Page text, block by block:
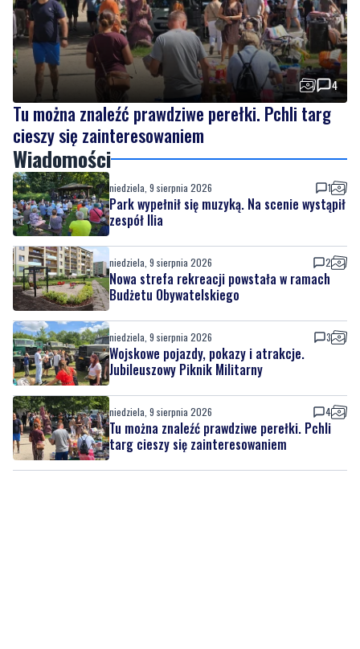
4
Tu można znaleźć prawdziwe perełki. Pchli targ
cieszy się zainteresowaniem
Wiadomości
niedziela, 9 sierpnia 2026 1
Park wypełnił się muzyką. Na scenie wystąpił
zespół Ilia
niedziela, 9 sierpnia 2026 2
Nowa strefa rekreacji powstała w ramach
Budżetu Obywatelskiego
niedziela, 9 sierpnia 2026 3
Wojskowe pojazdy, pokazy i atrakcje.
Jubileuszowy Piknik Militarny
niedziela, 9 sierpnia 2026 4
Tu można znaleźć prawdziwe perełki. Pchli
targ cieszy się zainteresowaniem